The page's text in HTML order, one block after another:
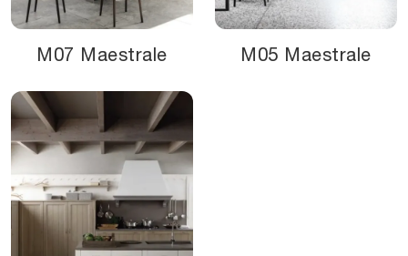
M07 Maestrale M05 Maestrale